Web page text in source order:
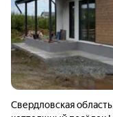
Свердловская область